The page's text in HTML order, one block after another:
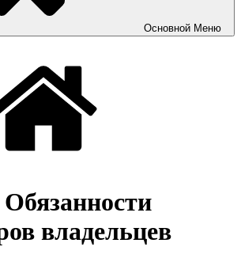
Основной Меню
Обязанности
владельцев